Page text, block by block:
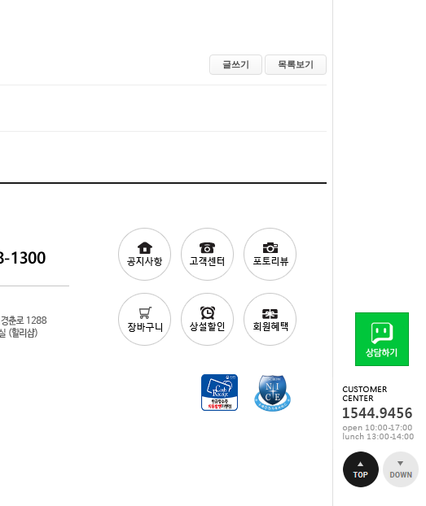
글쓰기 목록보기